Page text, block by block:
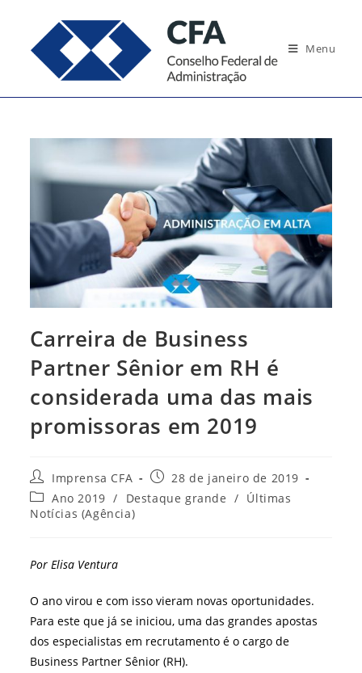
conteúdo
Menu
Carreira de Business
Partner Sênior em RH é
considerada uma das mais
promissoras em 2019
Autor
do
post:
Imprensa CFA
Post
publicado:
28 de janeiro de 2019
Categoria
do
Ano 2019 / Destaque grande / Últimas
Notícias (Agência)
Por Elisa Ventura
O ano virou e com isso vieram novas oportunidades.
Para este que já se iniciou, uma das grandes apostas
dos especialistas em recrutamento é o cargo de
Business Partner Sênior (RH).